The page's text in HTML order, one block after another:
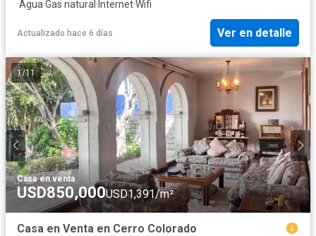
·Agua·Gas natural · Internet·Wifi
Actualizado hace 6 días Ver en detalle
1/11
Casa·en venta
USD850,000USD1,391/m²
Casa en Venta en Cerro Colorado